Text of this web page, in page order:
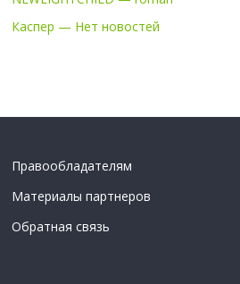
Каспер — Нет новостей
Правообладателям
Материалы партнеров
Обратная связь